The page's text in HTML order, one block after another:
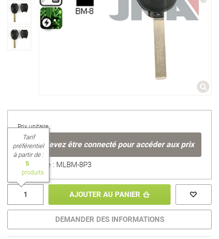
Prix unitaire :
Vous devez être connecté pour accéder aux prix
Référence : MLBM-8P3
Tarif
préférentiel
à partir de :
5
produits
AJOUTER AU PANIER
DEMANDER DES INFORMATIONS